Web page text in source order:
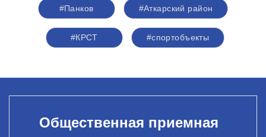
#Панков #Аткарский район
#КРСТ #спортобъекты
Общественная приемная